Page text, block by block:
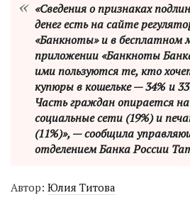
«Сведения о признаках
денег есть на сайте
«Банкноты» и в бесплатном
приложении «Банкноты
ими пользуются те, кто
купюры в кошельке — 34% и
Часть граждан опирается
социальные сети (19%) и
(11%)», — сообщила
отделением Банка России
Автор: Юлия Титова